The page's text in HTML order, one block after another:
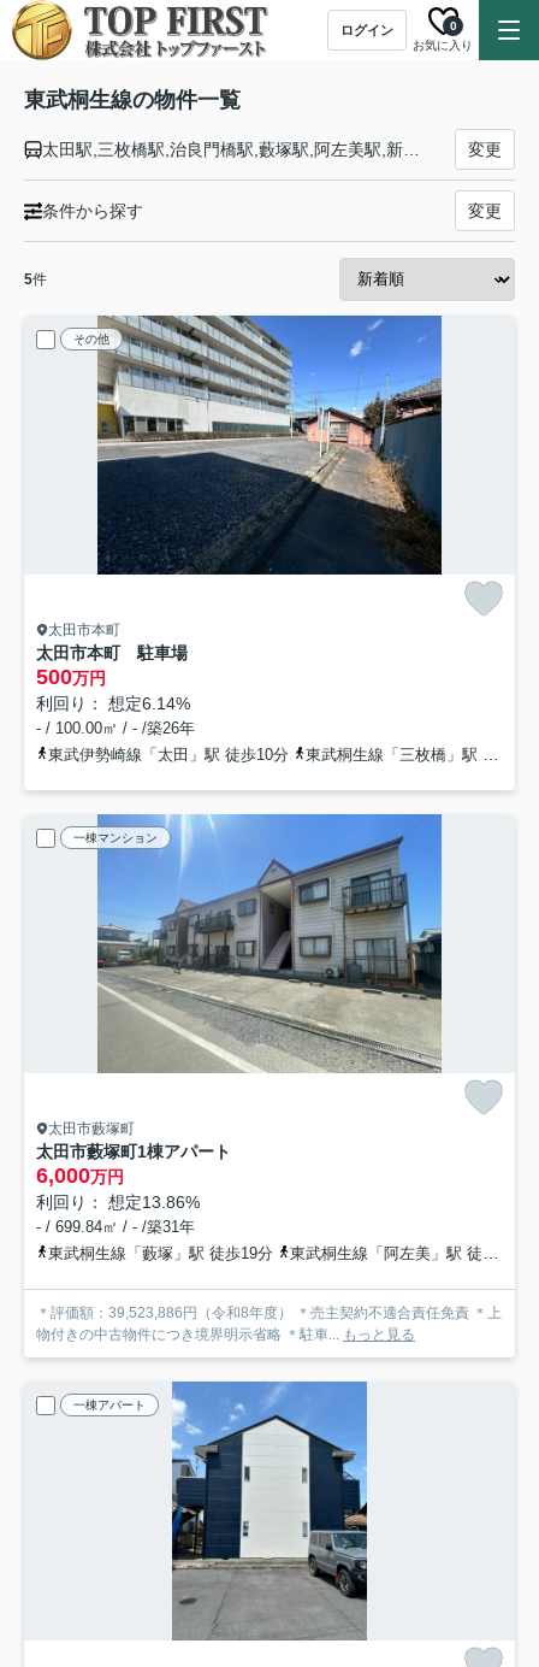
ログイン
お気に入り
0
東武桐生線の物件一覧
変更
条件から探す 変更
5件
その他
太田市本町
太田市本町 駐車場
500万円
利回り： 想定6.14%
- / 100.00㎡ / - /築26年
東武伊勢崎線「太田」駅 徒歩10分
東武桐生線「三枚橋」駅 徒歩39分
一棟マンション
太田市藪塚町
太田市藪塚町1棟アパート
6,000万円
利回り： 想定13.86%
- / 699.84㎡ / - /築31年
東武桐生線「藪塚」駅 徒歩19分
東武桐生線「阿左美」駅 徒歩45分
＊評価額：39,523,886円（令和8年度） ＊売主契約不適合責任免責 ＊上
物付きの中古物件につき境界明示省略 ＊駐車... もっと見る
一棟アパート